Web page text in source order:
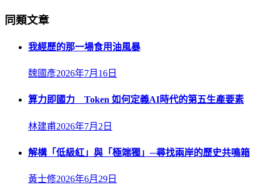
同類文章
我經歷的那一場食用油風暴
魏國彥2026年7月16日
算力即國力 Token 如何定義AI時代的第五生產要素
林建甫2026年7月2日
解構「低級紅」與「極端獨」─尋找兩岸的歷史共鳴箱
黃士修2026年6月29日